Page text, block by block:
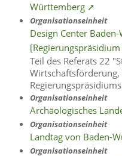
Württemberg ➚
Organisationseinheit
Design Center
Teil des Referats 22
Wirtschaftsförderung,
Organisationseinheit
Archäologisches
Organisationseinheit
Landtag von Baden-
Organisationseinheit